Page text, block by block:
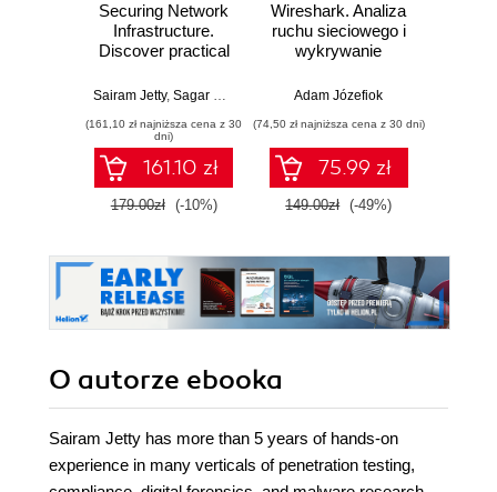
Securing Network
Infrastructure.
Discover practical
with Nmap and
Sairam Jetty, Sagar Rahalkar
(161,10 zł najniższa cena z 30
dni)
161.10 zł
179.00zł (-10%)
Wireshark. Analiza
ruchu sieciowego i
wykrywanie
Adam Józefiok
(74,50 zł najniższa cena z 30 dni)
75.99 zł
149.00zł (-49%)
O autorze ebooka
Sairam Jetty has more than 5 years of hands-on
experience in many verticals of penetration testing,